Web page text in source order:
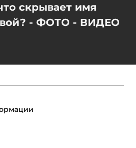
скрывает имя
- ФОТО - ВИДЕО